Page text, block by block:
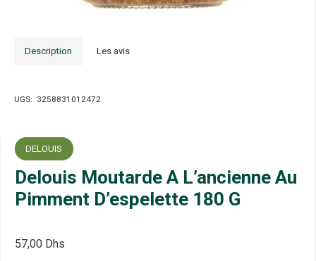
Description Les avis
UGS: 3258831012472
DELOUIS
Delouis Moutarde A L’ancienne Au
Pimment D’espelette 180 G
57,00 Dhs